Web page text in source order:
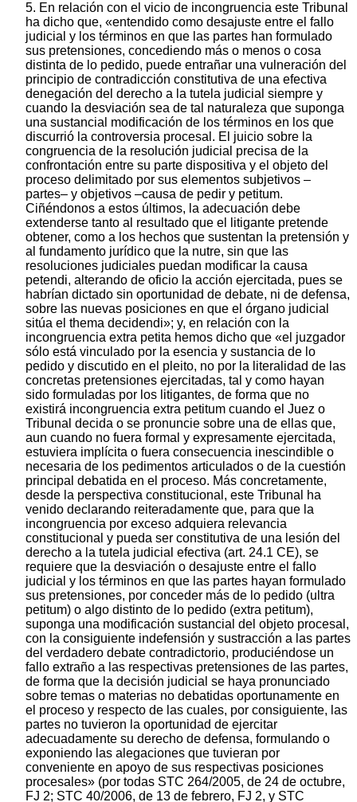
5. En relación con el vicio de incongruencia este Tribunal
ha dicho que, «entendido como desajuste entre el fallo
judicial y los términos en que las partes han formulado
sus pretensiones, concediendo más o menos o cosa
distinta de lo pedido, puede entrañar una vulneración del
principio de contradicción constitutiva de una efectiva
denegación del derecho a la tutela judicial siempre y
cuando la desviación sea de tal naturaleza que suponga
una sustancial modificación de los términos en los que
discurrió la controversia procesal. El juicio sobre la
congruencia de la resolución judicial precisa de la
confrontación entre su parte dispositiva y el objeto del
proceso delimitado por sus elementos subjetivos –
partes– y objetivos –causa de pedir y petitum.
Ciñéndonos a estos últimos, la adecuación debe
extenderse tanto al resultado que el litigante pretende
obtener, como a los hechos que sustentan la pretensión y
al fundamento jurídico que la nutre, sin que las
resoluciones judiciales puedan modificar la causa
petendi, alterando de oficio la acción ejercitada, pues se
habrían dictado sin oportunidad de debate, ni de defensa,
sobre las nuevas posiciones en que el órgano judicial
sitúa el thema decidendi»; y, en relación con la
incongruencia extra petita hemos dicho que «el juzgador
sólo está vinculado por la esencia y sustancia de lo
pedido y discutido en el pleito, no por la literalidad de las
concretas pretensiones ejercitadas, tal y como hayan
sido formuladas por los litigantes, de forma que no
existirá incongruencia extra petitum cuando el Juez o
Tribunal decida o se pronuncie sobre una de ellas que,
aun cuando no fuera formal y expresamente ejercitada,
estuviera implícita o fuera consecuencia inescindible o
necesaria de los pedimentos articulados o de la cuestión
principal debatida en el proceso. Más concretamente,
desde la perspectiva constitucional, este Tribunal ha
venido declarando reiteradamente que, para que la
incongruencia por exceso adquiera relevancia
constitucional y pueda ser constitutiva de una lesión del
derecho a la tutela judicial efectiva (art. 24.1 CE), se
requiere que la desviación o desajuste entre el fallo
judicial y los términos en que las partes hayan formulado
sus pretensiones, por conceder más de lo pedido (ultra
petitum) o algo distinto de lo pedido (extra petitum),
suponga una modificación sustancial del objeto procesal,
con la consiguiente indefensión y sustracción a las partes
del verdadero debate contradictorio, produciéndose un
fallo extraño a las respectivas pretensiones de las partes,
de forma que la decisión judicial se haya pronunciado
sobre temas o materias no debatidas oportunamente en
el proceso y respecto de las cuales, por consiguiente, las
partes no tuvieron la oportunidad de ejercitar
adecuadamente su derecho de defensa, formulando o
exponiendo las alegaciones que tuvieran por
conveniente en apoyo de sus respectivas posiciones
procesales» (por todas STC 264/2005, de 24 de octubre,
FJ 2; STC 40/2006, de 13 de febrero, FJ 2, y STC